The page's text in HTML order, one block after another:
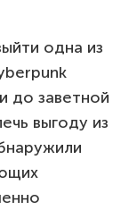
одна из
до заветной
выгоду из